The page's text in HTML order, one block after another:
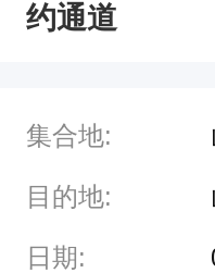
约通道
集合地:
目的地:
日期: